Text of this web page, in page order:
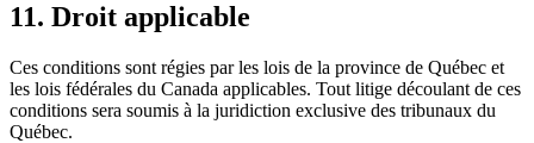
11. Droit applicable
Ces conditions sont régies par les lois de la province de Québec et
les lois fédérales du Canada applicables. Tout litige découlant de ces
conditions sera soumis à la juridiction exclusive des tribunaux du
Québec.